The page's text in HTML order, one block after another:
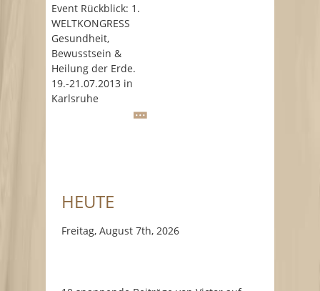
Event Rückblick: 1.
WELTKONGRESS
Gesundheit,
Bewusstsein &
Heilung der Erde.
19.-21.07.2013 in
Karlsruhe
HEUTE
Freitag, August 7th, 2026